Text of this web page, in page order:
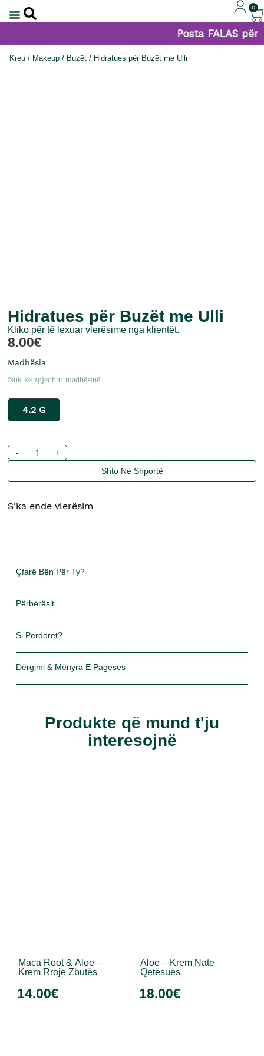
0
Posta FALAS për
Kreu / Makeup / Buzët / Hidratues për Buzët me Ulli
Hidratues për Buzët me Ulli
Kliko për të lexuar vlerësime nga klientët.
8.00€
Madhësia
Nuk ke zgjedhur madhësinë
4.2 G
-
+
Shto Në Shportë
S'ka ende vlerësim
Çfarë Bën Për Ty?
Përbërësit
Si Përdoret?
Dërgimi & Mënyra E Pagesës
Produkte që mund t'ju
interesojnë
Maca Root & Aloe –
Krem Rroje Zbutës
14.00€
Aloe – Krem Nate
Qetësues
18.00€